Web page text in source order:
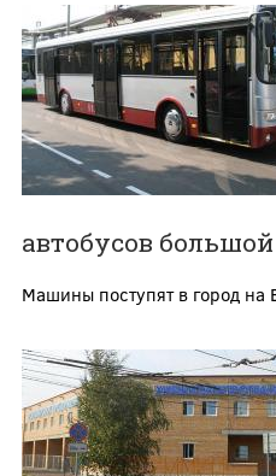
автобусов
Машины поступят в город на